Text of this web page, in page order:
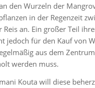
den Wurzeln der
in der Regenzeit
Reis an. Ein großer Teil
jedoch für den Kauf von
aus dem
werden muss.
Kouta will diese